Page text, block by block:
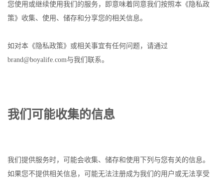
您使用或继续使用我们的服务，即意味着同意我们按照本《隐私政
策》收集、使用、储存和分享您的相关信息。
如对本《隐私政策》或相关事宜有任何问题，请通过
brand@boyalife.com与我们联系。
我们可能收集的信息
我们提供服务时，可能会收集、储存和使用下列与您有关的信息。
如果您不提供相关信息，可能无法注册成为我们的用户或无法享受